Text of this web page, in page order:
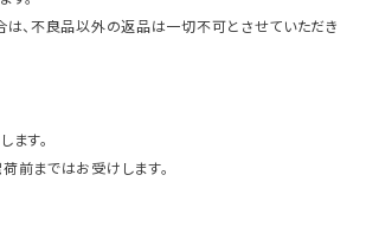
、不良品以外の返品は一切不可とさせていただき
す。
まではお受けします。